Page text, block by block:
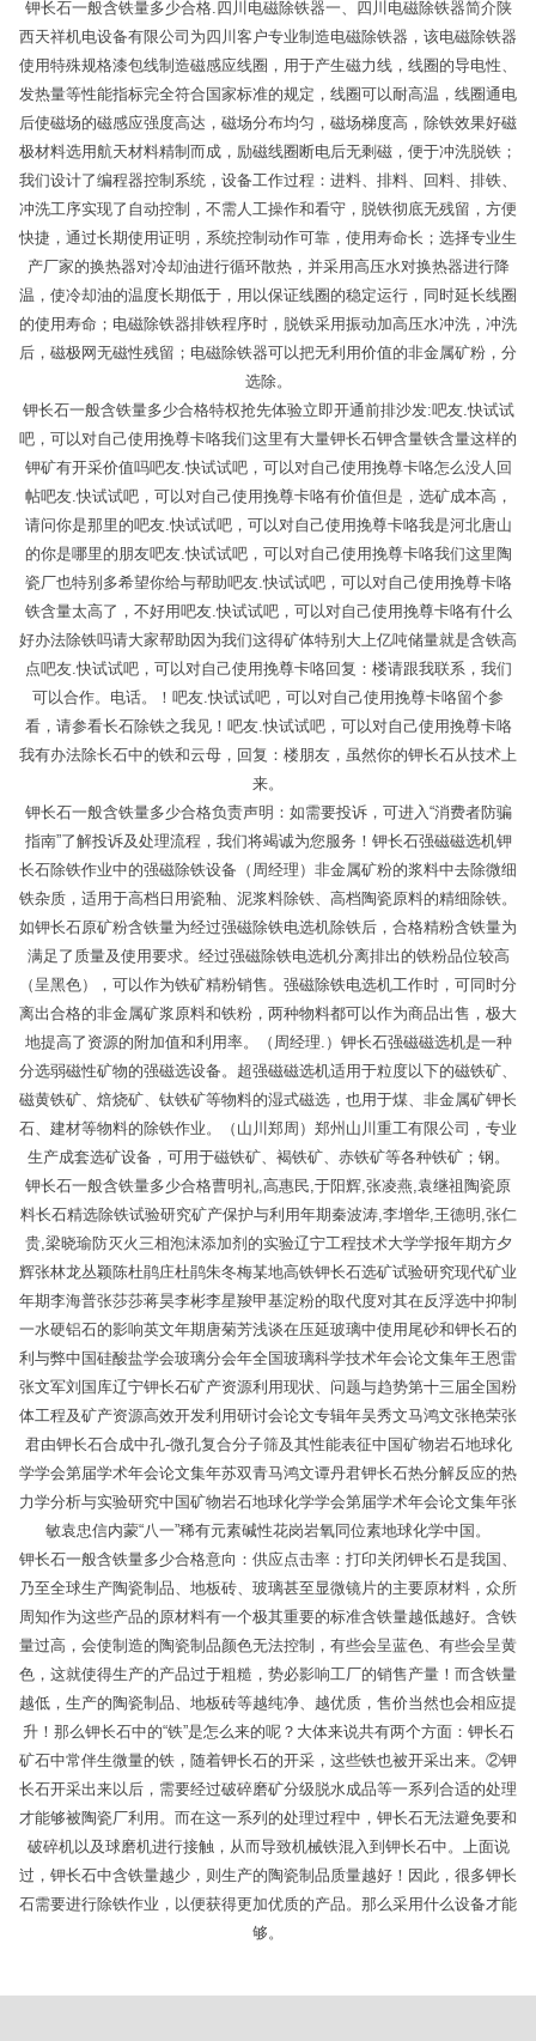
钾长石一般含铁量多少合格.四川电磁除铁器一、四川电磁除铁器简介陕
西天祥机电设备有限公司为四川客户专业制造电磁除铁器，该电磁除铁器
使用特殊规格漆包线制造磁感应线圈，用于产生磁力线，线圈的导电性、
发热量等性能指标完全符合国家标准的规定，线圈可以耐高温，线圈通电
后使磁场的磁感应强度高达，磁场分布均匀，磁场梯度高，除铁效果好磁
极材料选用航天材料精制而成，励磁线圈断电后无剩磁，便于冲洗脱铁；
我们设计了编程器控制系统，设备工作过程：进料、排料、回料、排铁、
冲洗工序实现了自动控制，不需人工操作和看守，脱铁彻底无残留，方便
快捷，通过长期使用证明，系统控制动作可靠，使用寿命长；选择专业生
产厂家的换热器对冷却油进行循环散热，并采用高压水对换热器进行降
温，使冷却油的温度长期低于，用以保证线圈的稳定运行，同时延长线圈
的使用寿命；电磁除铁器排铁程序时，脱铁采用振动加高压水冲洗，冲洗
后，磁极网无磁性残留；电磁除铁器可以把无利用价值的非金属矿粉，分
选除。
钾长石一般含铁量多少合格特权抢先体验立即开通前排沙发:吧友.快试试
吧，可以对自己使用挽尊卡咯我们这里有大量钾长石钾含量铁含量这样的
钾矿有开采价值吗吧友.快试试吧，可以对自己使用挽尊卡咯怎么没人回
帖吧友.快试试吧，可以对自己使用挽尊卡咯有价值但是，选矿成本高，
请问你是那里的吧友.快试试吧，可以对自己使用挽尊卡咯我是河北唐山
的你是哪里的朋友吧友.快试试吧，可以对自己使用挽尊卡咯我们这里陶
瓷厂也特别多希望你给与帮助吧友.快试试吧，可以对自己使用挽尊卡咯
铁含量太高了，不好用吧友.快试试吧，可以对自己使用挽尊卡咯有什么
好办法除铁吗请大家帮助因为我们这得矿体特别大上亿吨储量就是含铁高
点吧友.快试试吧，可以对自己使用挽尊卡咯回复：楼请跟我联系，我们
可以合作。电话。！吧友.快试试吧，可以对自己使用挽尊卡咯留个参
看，请参看长石除铁之我见！吧友.快试试吧，可以对自己使用挽尊卡咯
我有办法除长石中的铁和云母，回复：楼朋友，虽然你的钾长石从技术上
来。
钾长石一般含铁量多少合格负责声明：如需要投诉，可进入“消费者防骗
指南”了解投诉及处理流程，我们将竭诚为您服务！钾长石强磁磁选机钾
长石除铁作业中的强磁除铁设备（周经理）非金属矿粉的浆料中去除微细
铁杂质，适用于高档日用瓷釉、泥浆料除铁、高档陶瓷原料的精细除铁。
如钾长石原矿粉含铁量为经过强磁除铁电选机除铁后，合格精粉含铁量为
满足了质量及使用要求。经过强磁除铁电选机分离排出的铁粉品位较高
（呈黑色），可以作为铁矿精粉销售。强磁除铁电选机工作时，可同时分
离出合格的非金属矿浆原料和铁粉，两种物料都可以作为商品出售，极大
地提高了资源的附加值和利用率。（周经理.）钾长石强磁磁选机是一种
分选弱磁性矿物的强磁选设备。超强磁磁选机适用于粒度以下的磁铁矿、
磁黄铁矿、焙烧矿、钛铁矿等物料的湿式磁选，也用于煤、非金属矿钾长
石、建材等物料的除铁作业。（山川郑周）郑州山川重工有限公司，专业
生产成套选矿设备，可用于磁铁矿、褐铁矿、赤铁矿等各种铁矿；钢。
钾长石一般含铁量多少合格曹明礼,高惠民,于阳辉,张凌燕,袁继祖陶瓷原
料长石精选除铁试验研究矿产保护与利用年期秦波涛,李增华,王德明,张仁
贵,梁晓瑜防灭火三相泡沫添加剂的实验辽宁工程技术大学学报年期方夕
辉张林龙丛颖陈杜鹃庄杜鹃朱冬梅某地高铁钾长石选矿试验研究现代矿业
年期李海普张莎莎蒋昊李彬李星羧甲基淀粉的取代度对其在反浮选中抑制
一水硬铝石的影响英文年期唐菊芳浅谈在压延玻璃中使用尾砂和钾长石的
利与弊中国硅酸盐学会玻璃分会年全国玻璃科学技术年会论文集年王恩雷
张文军刘国库辽宁钾长石矿产资源利用现状、问题与趋势第十三届全国粉
体工程及矿产资源高效开发利用研讨会论文专辑年吴秀文马鸿文张艳荣张
君由钾长石合成中孔-微孔复合分子筛及其性能表征中国矿物岩石地球化
学学会第届学术年会论文集年苏双青马鸿文谭丹君钾长石热分解反应的热
力学分析与实验研究中国矿物岩石地球化学学会第届学术年会论文集年张
敏袁忠信内蒙“八一”稀有元素碱性花岗岩氧同位素地球化学中国。
钾长石一般含铁量多少合格意向：供应点击率：打印关闭钾长石是我国、
乃至全球生产陶瓷制品、地板砖、玻璃甚至显微镜片的主要原材料，众所
周知作为这些产品的原材料有一个极其重要的标准含铁量越低越好。含铁
量过高，会使制造的陶瓷制品颜色无法控制，有些会呈蓝色、有些会呈黄
色，这就使得生产的产品过于粗糙，势必影响工厂的销售产量！而含铁量
越低，生产的陶瓷制品、地板砖等越纯净、越优质，售价当然也会相应提
升！那么钾长石中的“铁”是怎么来的呢？大体来说共有两个方面：钾长石
矿石中常伴生微量的铁，随着钾长石的开采，这些铁也被开采出来。②钾
长石开采出来以后，需要经过破碎磨矿分级脱水成品等一系列合适的处理
才能够被陶瓷厂利用。而在这一系列的处理过程中，钾长石无法避免要和
破碎机以及球磨机进行接触，从而导致机械铁混入到钾长石中。上面说
过，钾长石中含铁量越少，则生产的陶瓷制品质量越好！因此，很多钾长
石需要进行除铁作业，以便获得更加优质的产品。那么采用什么设备才能
够。